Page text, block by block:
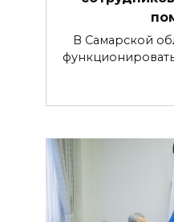
В Самарской